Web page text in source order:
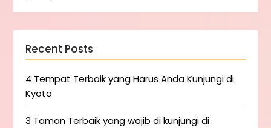
Recent Posts
4 Tempat Terbaik yang Harus Anda Kunjungi di
Kyoto
3 Taman Terbaik yang wajib di kunjungi di